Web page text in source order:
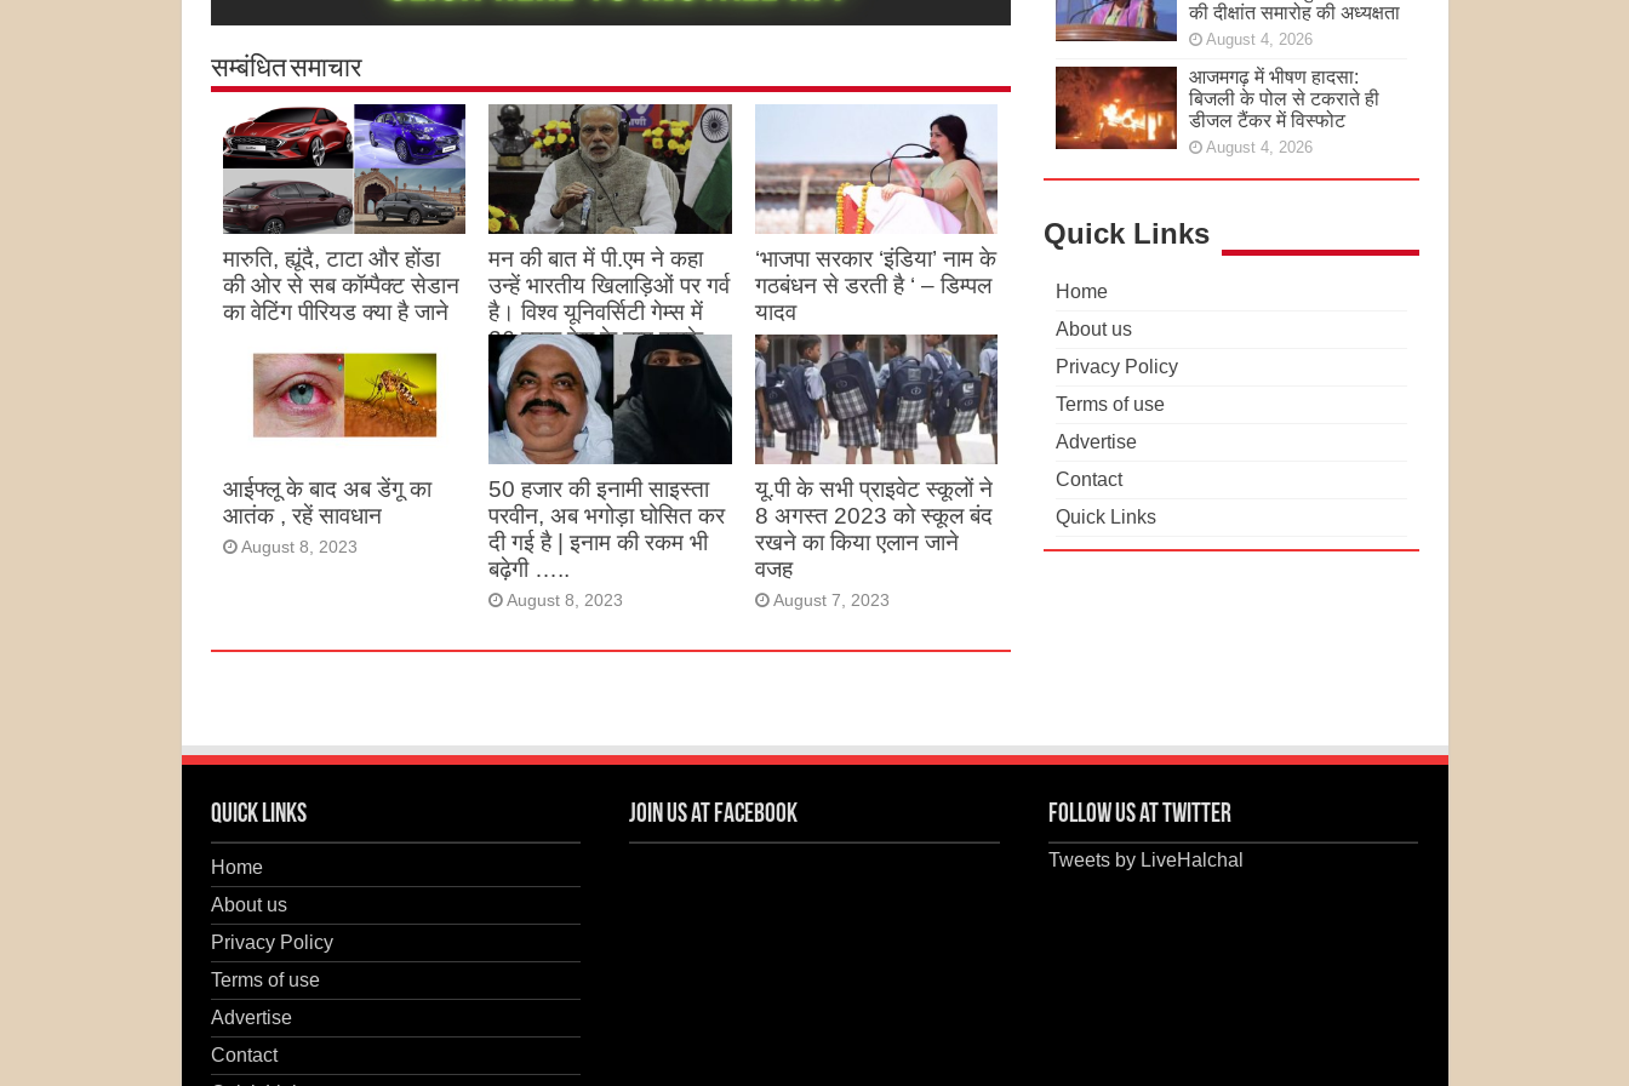
सम्बंधित समाचार
मारुति, ह्यूंदै, टाटा और होंडा
की ओर से सब कॉम्पैक्ट सेडान
का वेटिंग पीरियड क्या है जाने
मन की बात में पी.एम ने कहा
उन्हें भारतीय खिलाड़िओं पर गर्व
है। विश्व यूनिवर्सिटी गेम्स में
26 पदक देश के नाम करके
उन्होंने देश का नाम रोशन किया
है
August 27, 2023
‘भाजपा सरकार ‘इंडिया’ नाम के
गठबंधन से डरती है ‘ – डिम्पल
यादव
August 26, 2023
आईफ्लू के बाद अब डेंगू का
आतंक , रहें सावधान
August 8, 2023
50 हजार की इनामी साइस्ता
परवीन, अब भगोड़ा घोसित कर
दी गई है | इनाम की रकम भी
बढ़ेगी …..
August 8, 2023
यू.पी के सभी प्राइवेट स्कूलों ने
8 अगस्त 2023 को स्कूल बंद
रखने का किया एलान जाने
वजह
August 7, 2023
की दीक्षांत समारोह की अध्यक्षता
August 4, 2026
आजमगढ़ में भीषण हादसा:
बिजली के पोल से टकराते ही
डीजल टैंकर में विस्फोट
August 4, 2026
Quick Links
Home
About us
Privacy Policy
Terms of use
Advertise
Contact
Quick Links
Quick Links
Home
About us
Privacy Policy
Terms of use
Advertise
Contact
Join us at Facebook Follow us at Twitter
Tweets by LiveHalchal